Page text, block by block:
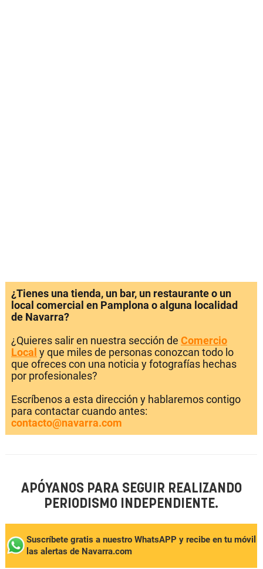
¿Tienes una tienda, un bar, un restaurante o un
local comercial en Pamplona o alguna localidad
de Navarra?
¿Quieres salir en nuestra sección de Comercio
Local y que miles de personas conozcan todo lo
que ofreces con una noticia y fotografías hechas
por profesionales?
Escríbenos a esta dirección y hablaremos contigo
para contactar cuando antes:
contacto@navarra.com
APÓYANOS PARA SEGUIR REALIZANDO
PERIODISMO INDEPENDIENTE.
Suscríbete gratis a nuestro WhatsAPP y recibe en tu móvil
las alertas de Navarra.com